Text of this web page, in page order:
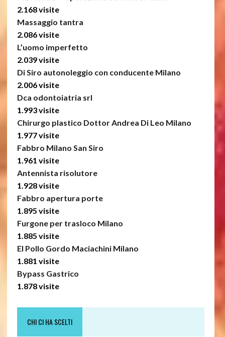
2.168 visite
Massaggio tantra
2.086 visite
L’uomo imperfetto
2.039 visite
Di Siro autonoleggio con conducente Milano
2.006 visite
Dca odontoiatria srl
1.993 visite
Chirurgo plastico Dottor Andrea Di Leo Milano
1.977 visite
Fabbro Milano San Siro
1.961 visite
Antennista risolutore
1.928 visite
Fabbro apertura porte
1.895 visite
Furgone per trasloco Milano
1.885 visite
El Pollo Gordo Maciachini Milano
1.881 visite
Bypass Gastrico
1.878 visite
CHI CI HA SCELTI